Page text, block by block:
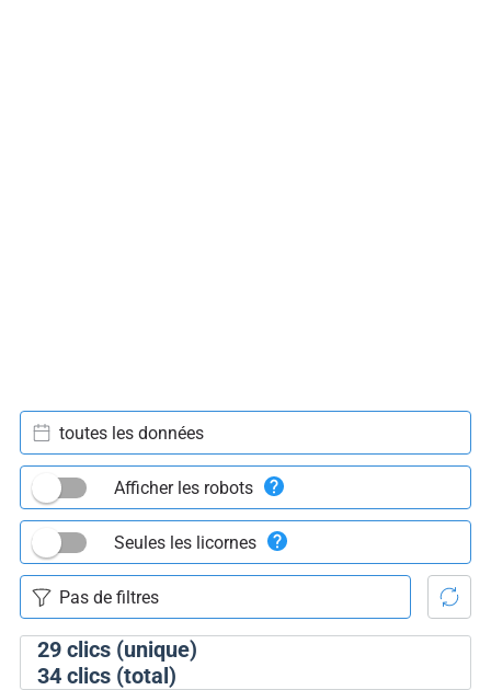
29clics (unique)
34clics (total)
toutes les données
Afficher les robots
Seules les licornes